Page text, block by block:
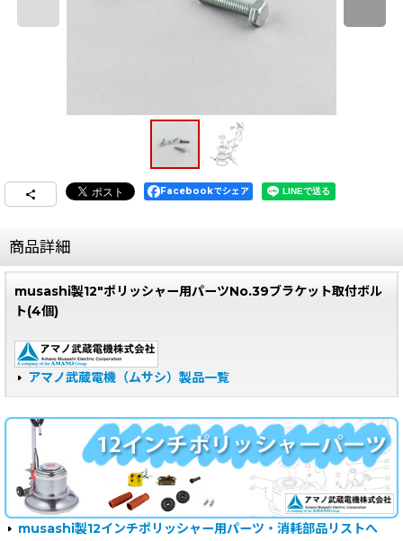
Facebookでシェア
商品詳細
musashi製12"ポリッシャー用パーツNo.39ブラケット取付ボル
ト(4個)
アマノ武蔵電機（ムサシ）製品一覧
musashi製12インチポリッシャー用パーツ・消耗部品リストへ